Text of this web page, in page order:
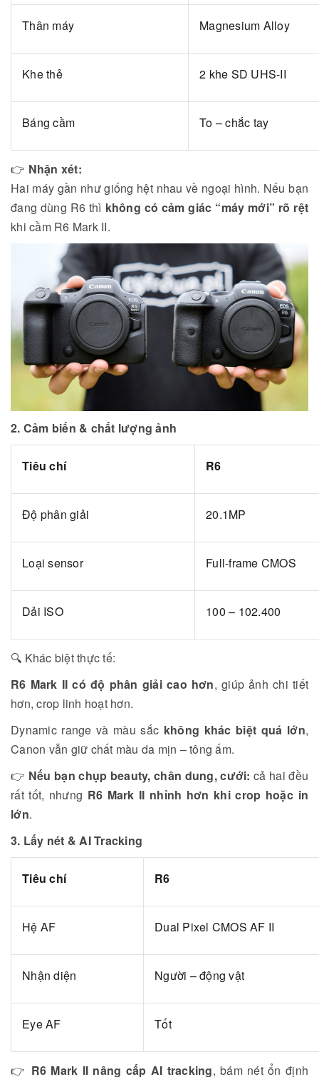
Thân máy Magnesium Alloy
Khe thẻ 2 khe SD UHS-II
Báng cầm To – chắc tay
👉 Nhận xét:
Hai máy gần như giống hệt nhau về ngoại hình. Nếu bạn
đang dùng R6 thì không có cảm giác “máy mới” rõ rệt
khi cầm R6 Mark II.
2. Cảm biến & chất lượng ảnh
Tiêu chí R6
Độ phân giải 20.1MP
Loại sensor Full-frame CMOS
Dải ISO 100 – 102.400
🔍 Khác biệt thực tế:
R6 Mark II có độ phân giải cao hơn, giúp ảnh chi tiết
hơn, crop linh hoạt hơn.
Dynamic range và màu sắc không khác biệt quá lớn,
Canon vẫn giữ chất màu da mịn – tông ấm.
👉 Nếu bạn chụp beauty, chân dung, cưới: cả hai đều
rất tốt, nhưng R6 Mark II nhỉnh hơn khi crop hoặc in
lớn.
3. Lấy nét & AI Tracking
Tiêu chí R6
Hệ AF Dual Pixel CMOS AF II
Nhận diện Người – động vật
Eye AF Tốt
👉 R6 Mark II nâng cấp AI tracking, bám nét ổn định